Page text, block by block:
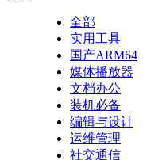
全部
实用工具
国产ARM64
媒体播放器
文档办公
装机必备
编辑与设计
运维管理
社交通信